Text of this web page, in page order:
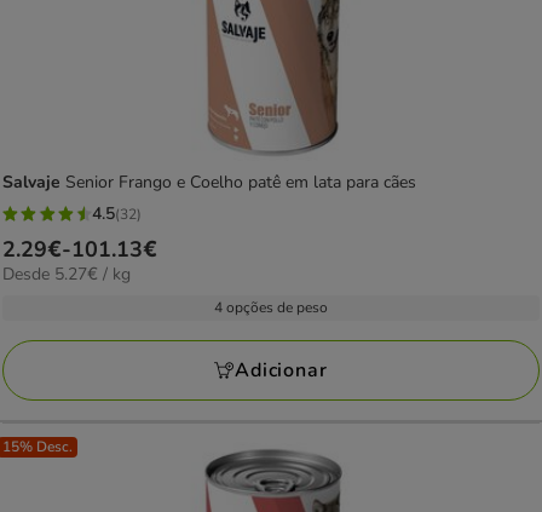
Salvaje Senior Frango e Coelho patê em lata para cães
4.5
estrelas
com
avaliações
4.5(32)
Preço
de
101.13€
2.29€-101.13€
5.27€
Desde 5.27€ / kg
4 opções de peso
Adicionar
15% Desc.